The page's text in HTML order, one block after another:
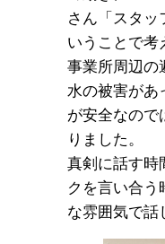
さん「スタッ
いうことで考
事業所周辺の
水の被害があ
が安全なので
りました。
真剣に話す時
クを言い合
な雰囲気で話